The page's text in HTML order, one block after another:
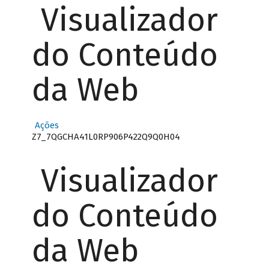
Visualizador
do Conteúdo
da Web
Ações
Z7_7QGCHA41L0RP906P422Q9Q0H04
Visualizador
do Conteúdo
da Web